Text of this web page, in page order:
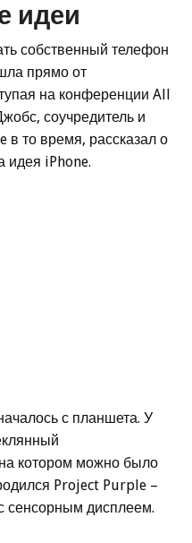
идеи
собственный телефон
прямо от
на конференции All
соучредитель и
в то время, рассказал о
идея iPhone.
с планшета. У
котором можно было
Project Purple –
сенсорным дисплеем.